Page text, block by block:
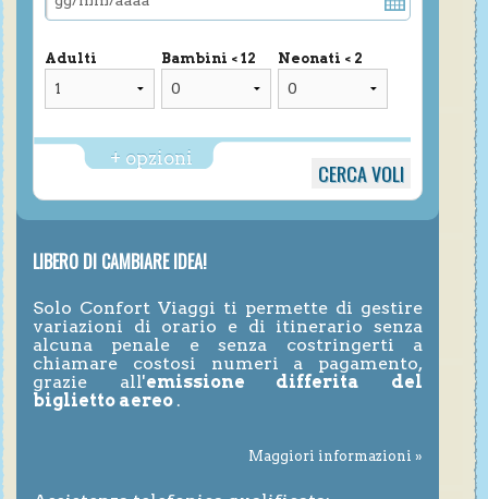
Adulti Bambini < 12 Neonati < 2
+ opzioni
LIBERO DI CAMBIARE IDEA!
Solo Confort Viaggi ti permette di gestire
variazioni di orario e di itinerario senza
alcuna penale e senza costringerti a
chiamare costosi numeri a pagamento,
grazie all'emissione differita del
biglietto aereo .
Maggiori informazioni »